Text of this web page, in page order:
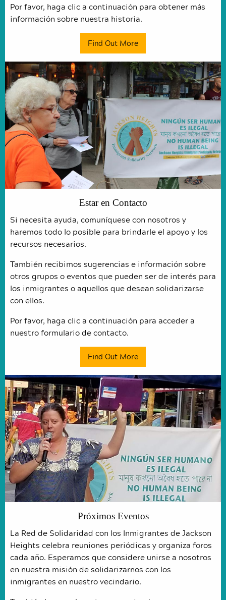
Por favor, haga clic a continuación para obtener más
información sobre nuestra historia.
Find Out More
Estar en Contacto
Si necesita ayuda, comuníquese con nosotros y
haremos todo lo posible para brindarle el apoyo y los
recursos necesarios.
También recibimos sugerencias e información sobre
otros grupos o eventos que pueden ser de interés para
los inmigrantes o aquellos que desean solidarizarse
con ellos.
Por favor, haga clic a continuación para acceder a
nuestro formulario de contacto.
Find Out More
Próximos Eventos
La Red de Solidaridad con los Inmigrantes de Jackson
Heights celebra reuniones periódicas y organiza foros
cada año. Esperamos que considere unirse a nosotros
en nuestra misión de solidarizarnos con los
inmigrantes en nuestro vecindario.